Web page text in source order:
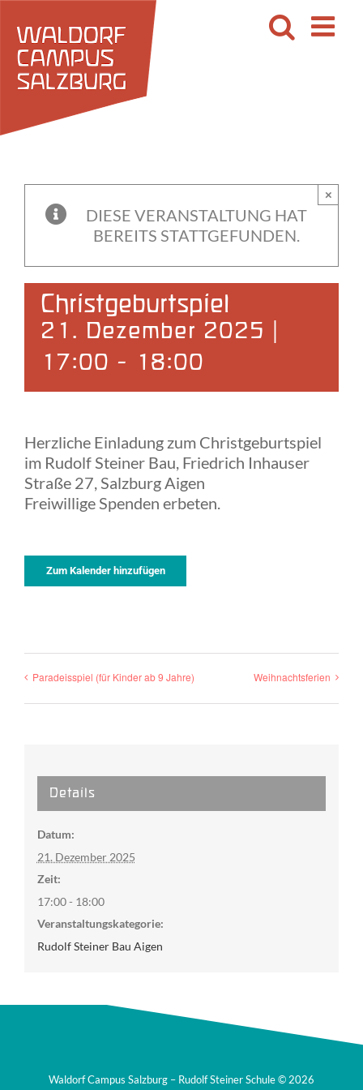
Inhalt
springen
DIESE VERANSTALTUNG HAT
BEREITS STATTGEFUNDEN.
×
Christgeburtspiel
21. Dezember 2025 |
17:00 - 18:00
Herzliche Einladung zum Christgeburtspiel
im Rudolf Steiner Bau, Friedrich Inhauser
Straße 27, Salzburg Aigen
Freiwillige Spenden erbeten.
Zum Kalender hinzufügen
Paradeisspiel (für Kinder ab 9 Jahre) Weihnachtsferien
Details
Datum:
21. Dezember 2025
Zeit:
17:00 - 18:00
Veranstaltungskategorie:
Rudolf Steiner Bau Aigen
Waldorf Campus Salzburg – Rudolf Steiner Schule © 2026